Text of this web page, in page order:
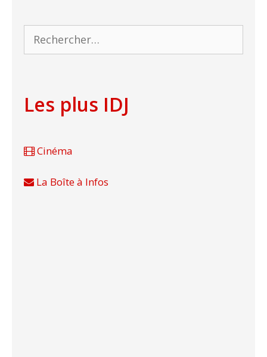
Rechercher :
Les plus IDJ
Cinéma
La Boîte à Infos